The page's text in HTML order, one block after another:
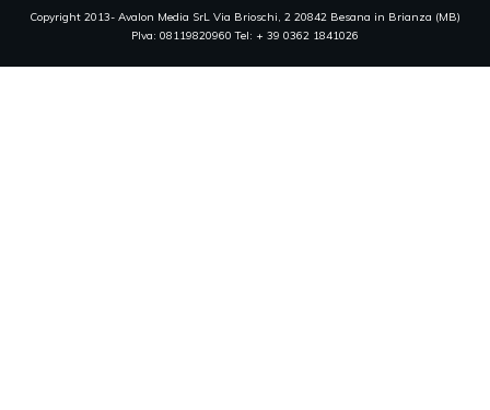
Copyright 2013- Avalon Media SrL Via Brioschi, 2 20842 Besana in Brianza (MB)
PIva: 08119820960 Tel: + 39 0362 1841026